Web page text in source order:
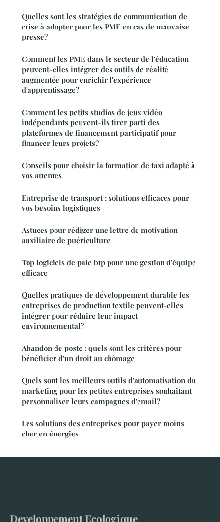
Quelles sont les stratégies de communication de
crise à adopter pour les PME en cas de mauvaise
presse?
Comment les PME dans le secteur de l'éducation
peuvent-elles intégrer des outils de réalité
augmentée pour enrichir l'expérience
d'apprentissage?
Comment les petits studios de jeux vidéo
indépendants peuvent-ils tirer parti des
plateformes de financement participatif pour
financer leurs projets?
Conseils pour choisir la formation de taxi adapté à
vos attentes
Entreprise de transport : solutions efficaces pour
vos besoins logistiques
Astuces pour rédiger une lettre de motivation
auxiliaire de puériculture
Top logiciels de paie btp pour une gestion d'équipe
efficace
Quelles pratiques de développement durable les
entreprises de production textile peuvent-elles
intégrer pour réduire leur impact
environnemental?
Abandon de poste : quels sont les critères pour
bénéficier d'un droit au chômage
Quels sont les meilleurs outils d'automatisation du
marketing pour les petites entreprises souhaitant
personnaliser leurs campagnes d'email?
Les solutions des entreprises pour payer moins
cher en énergies
Developpement Ecologique